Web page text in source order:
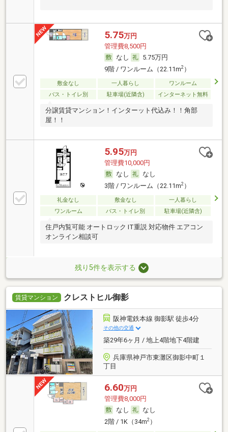
5.75万円
管理費8,500円
なし
5.75万円
9階 / ワンルーム（22.11m2）
敷金なし 一人暮らし
ワンルーム
バス・トイレ別
駐車場(近隣含) インターネット無料
分譲賃貸マンション！インターット代込み！！角部
屋！！
5.95万円
管理費10,000円
なし
なし
3階 / ワンルーム（22.11m2）
礼金なし 敷金なし
一人暮らし
ワンルーム
バス・トイレ別 駐車場(近隣含)
住戸内覧可能 オートロック IT重説 対応物件 エアコン
オンライン相談可
残り5件を表示する
賃貸マンション クレストヒル御影
阪神電鉄本線 御影駅 徒歩4分
その他の交通
築29年6ヶ月 / 地上4階地下4階建
兵庫県神戸市東灘区御影中町１
丁目
6.60万円
管理費8,000円
なし
なし
2階 / 1K（34m2）